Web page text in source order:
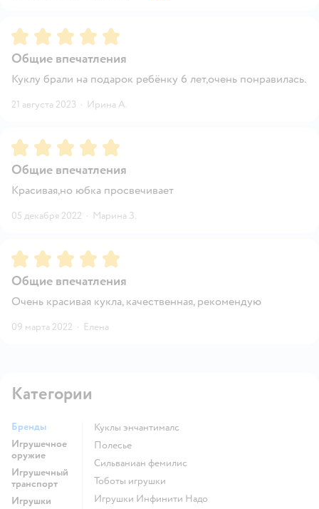
Рейтинг:5
Общие впечатления
Куклу брали на подарок ребёнку 6 лет,очень понравилась.
21 августа 2023 · Ирина А.
Рейтинг:5
Общие впечатления
Красивая,но юбка просвечивает
05 декабря 2022 · Марина З.
Рейтинг:5
Общие впечатления
Очень красивая кукла, качественная, рекомендую
09 марта 2022 · Елена
Категории
Бренды
Игрушечное
оружие
Игрушечный
транспорт
Игрушки
Куклы энчантималс
Полесье
Сильваниан фемилис
Тоботы игрушки
Игрушки Инфинити Надо